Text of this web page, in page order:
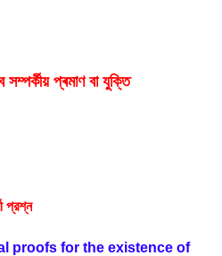
প্ৰমাণ বা যুক্তি
প্রশ্ন
proofs for the existence of